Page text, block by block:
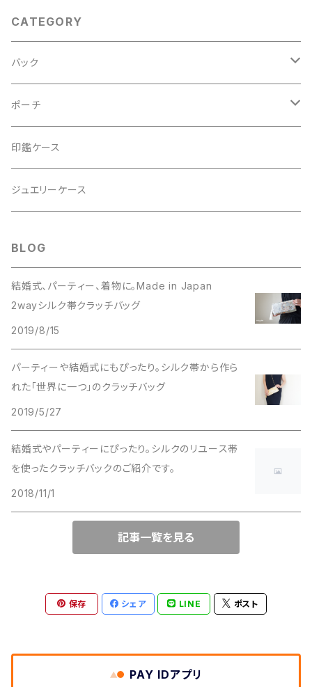
CATEGORY
バック
2Wayクラッチバッグ＆ハンドバッグ
ハンドバッグ・ショルダーバッグ
スマホショルダー、サコッシュ
かごバッグ
ポーチ
コロンとした大容量コスメポーチ
ミニポーチ
印鑑ケース
ジュエリーケース
BLOG
結婚式、パーティー、着物に。Made in Japan
2wayシルク帯クラッチバッグ
2019/8/15
パーティーや結婚式にもぴったり。シルク帯から作ら
れた「世界に一つ」のクラッチバッグ
2019/5/27
結婚式やパーティーにぴったり。シルクのリユース帯
を使ったクラッチバックのご紹介です。
2018/11/1
記事一覧を見る
保存 シェア LINE ポスト
PAY IDアプリ